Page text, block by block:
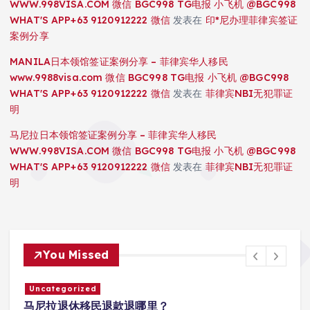
WWW.998VISA.COM 微信 BGC998 TG电报 小飞机 @BGC998
WHAT'S APP+63 9120912222 微信发表在 印*尼办理菲律宾签证
案例分享
MANILA日本领馆签证案例分享 – 菲律宾华人移民
www.9988visa.com 微信 BGC998 TG电报 小飞机 @BGC998
WHAT'S APP+63 9120912222 微信发表在 菲律宾NBI无犯罪证
明
马尼拉日本领馆签证案例分享 – 菲律宾华人移民
WWW.998VISA.COM 微信 BGC998 TG电报 小飞机 @BGC998
WHAT'S APP+63 9120912222 微信发表在 菲律宾NBI无犯罪证
明
You Missed
Uncategorized
马尼拉退休移民退款退哪里？